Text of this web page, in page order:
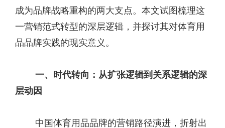
成为品牌战略重构的两大支点。本文试图梳理这
一营销范式转型的深层逻辑，并探讨其对体育用
品品牌实践的现实意义。
一、时代转向：从扩张逻辑到关系逻辑的深
层动因
中国体育用品品牌的营销路径演进，折射出